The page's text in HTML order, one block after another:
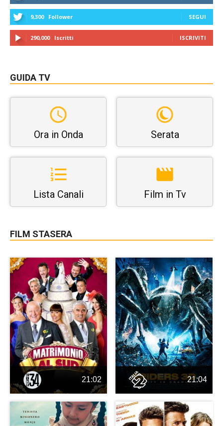
9,300 Follower SEGUI
290,000 Iscritti ISCRIVITI
GUIDA TV
Ora in Onda Serata
Lista Canali Film in Tv
FILM STASERA
21:02 21:04